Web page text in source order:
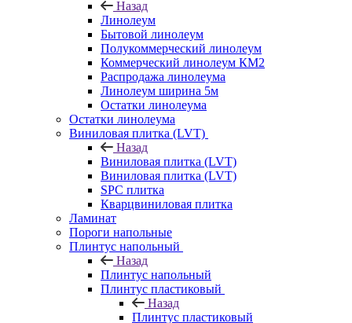
Назад
Линолеум
Бытовой линолеум
Полукоммерческий линолеум
Коммерческий линолеум КМ2
Распродажа линолеума
Линолеум ширина 5м
Остатки линолеума
Остатки линолеума
Виниловая плитка (LVT)
Назад
Виниловая плитка (LVT)
Виниловая плитка (LVT)
SPC плитка
Кварцвиниловая плитка
Ламинат
Пороги напольные
Плинтус напольный
Назад
Плинтус напольный
Плинтус пластиковый
Назад
Плинтус пластиковый